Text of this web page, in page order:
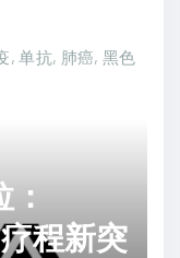
单抗 肺癌 黑色
程新突